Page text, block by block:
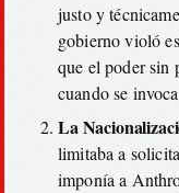
justo y
gobierno violó
que el poder sin
cuando se
La
limitaba a
imponía a